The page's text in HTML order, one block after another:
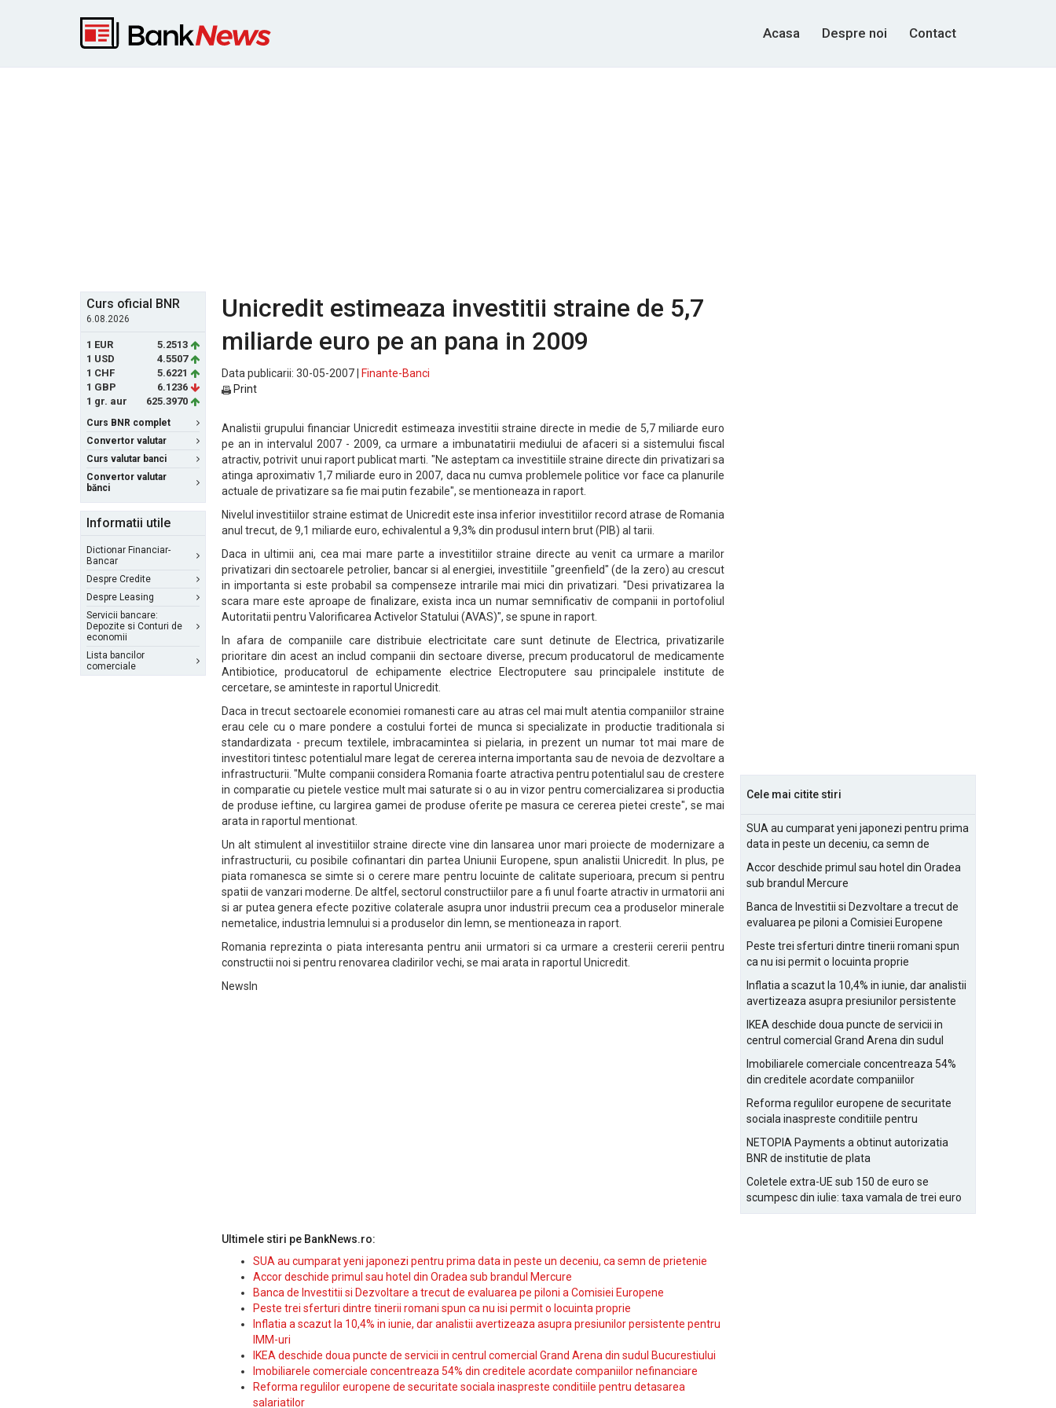
Acasa Despre noi Contact
Curs oficial BNR
6.08.2026
1 EUR
5.2513
1 USD
4.5507
1 CHF
5.6221
1 GBP
6.1236
1 gr. aur
625.3970
Curs BNR complet
Convertor valutar
Curs valutar banci
Convertor valutar
bănci
Informatii utile
Dictionar Financiar-
Bancar
Despre Credite
Despre Leasing
Servicii bancare:
Depozite si Conturi de
economii
Lista bancilor
comerciale
Unicredit estimeaza investitii straine de 5,7
miliarde euro pe an pana in 2009
Data publicarii: 30-05-2007 |
Finante-Banci
Print
Analistii grupului financiar Unicredit estimeaza investitii straine directe in medie de 5,7 miliarde euro
pe an in intervalul 2007 - 2009, ca urmare a imbunatatirii mediului de afaceri si a sistemului fiscal
atractiv, potrivit unui raport publicat marti. "Ne asteptam ca investitiile straine directe din privatizari sa
atinga aproximativ 1,7 miliarde euro in 2007, daca nu cumva problemele politice vor face ca planurile
actuale de privatizare sa fie mai putin fezabile", se mentioneaza in raport.
Nivelul investitiilor straine estimat de Unicredit este insa inferior investitiilor record atrase de Romania
anul trecut, de 9,1 miliarde euro, echivalentul a 9,3% din produsul intern brut (PIB) al tarii.
Daca in ultimii ani, cea mai mare parte a investitiilor straine directe au venit ca urmare a marilor
privatizari din sectoarele petrolier, bancar si al energiei, investitiile "greenfield" (de la zero) au crescut
in importanta si este probabil sa compenseze intrarile mai mici din privatizari. "Desi privatizarea la
scara mare este aproape de finalizare, exista inca un numar semnificativ de companii in portofoliul
Autoritatii pentru Valorificarea Activelor Statului (AVAS)", se spune in raport.
In afara de companiile care distribuie electricitate care sunt detinute de Electrica, privatizarile
prioritare din acest an includ companii din sectoare diverse, precum producatorul de medicamente
Antibiotice, producatorul de echipamente electrice Electroputere sau principalele institute de
cercetare, se aminteste in raportul Unicredit.
Daca in trecut sectoarele economiei romanesti care au atras cel mai mult atentia companiilor straine
erau cele cu o mare pondere a costului fortei de munca si specializate in productie traditionala si
standardizata - precum textilele, imbracamintea si pielaria, in prezent un numar tot mai mare de
investitori tintesc potentialul mare legat de cererea interna importanta sau de nevoia de dezvoltare a
infrastructurii. "Multe companii considera Romania foarte atractiva pentru potentialul sau de crestere
in comparatie cu pietele vestice mult mai saturate si o au in vizor pentru comercializarea si productia
de produse ieftine, cu largirea gamei de produse oferite pe masura ce cererea pietei creste", se mai
arata in raportul mentionat.
Un alt stimulent al investitiilor straine directe vine din lansarea unor mari proiecte de modernizare a
infrastructurii, cu posibile cofinantari din partea Uniunii Europene, spun analistii Unicredit. In plus, pe
piata romanesca se simte si o cerere mare pentru locuinte de calitate superioara, precum si pentru
spatii de vanzari moderne. De altfel, sectorul constructiilor pare a fi unul foarte atractiv in urmatorii ani
si ar putea genera efecte pozitive colaterale asupra unor industrii precum cea a produselor minerale
nemetalice, industria lemnului si a produselor din lemn, se mentioneaza in raport.
Romania reprezinta o piata interesanta pentru anii urmatori si ca urmare a cresterii cererii pentru
constructii noi si pentru renovarea cladirilor vechi, se mai arata in raportul Unicredit.
NewsIn
Ultimele stiri pe BankNews.ro:
SUA au cumparat yeni japonezi pentru prima data in peste un deceniu, ca semn de prietenie
Accor deschide primul sau hotel din Oradea sub brandul Mercure
Banca de Investitii si Dezvoltare a trecut de evaluarea pe piloni a Comisiei Europene
Peste trei sferturi dintre tinerii romani spun ca nu isi permit o locuinta proprie
Inflatia a scazut la 10,4% in iunie, dar analistii avertizeaza asupra presiunilor persistente pentru
IMM-uri
IKEA deschide doua puncte de servicii in centrul comercial Grand Arena din sudul Bucurestiului
Imobiliarele comerciale concentreaza 54% din creditele acordate companiilor nefinanciare
Reforma regulilor europene de securitate sociala inaspreste conditiile pentru detasarea
salariatilor
Cele mai citite stiri
SUA au cumparat yeni japonezi pentru prima
data in peste un deceniu, ca semn de
Accor deschide primul sau hotel din Oradea
sub brandul Mercure
Banca de Investitii si Dezvoltare a trecut de
evaluarea pe piloni a Comisiei Europene
Peste trei sferturi dintre tinerii romani spun
ca nu isi permit o locuinta proprie
Inflatia a scazut la 10,4% in iunie, dar analistii
avertizeaza asupra presiunilor persistente
IKEA deschide doua puncte de servicii in
centrul comercial Grand Arena din sudul
Imobiliarele comerciale concentreaza 54%
din creditele acordate companiilor
Reforma regulilor europene de securitate
sociala inaspreste conditiile pentru
NETOPIA Payments a obtinut autorizatia
BNR de institutie de plata
Coletele extra-UE sub 150 de euro se
scumpesc din iulie: taxa vamala de trei euro
pe articol, adaugata la taxa logistica